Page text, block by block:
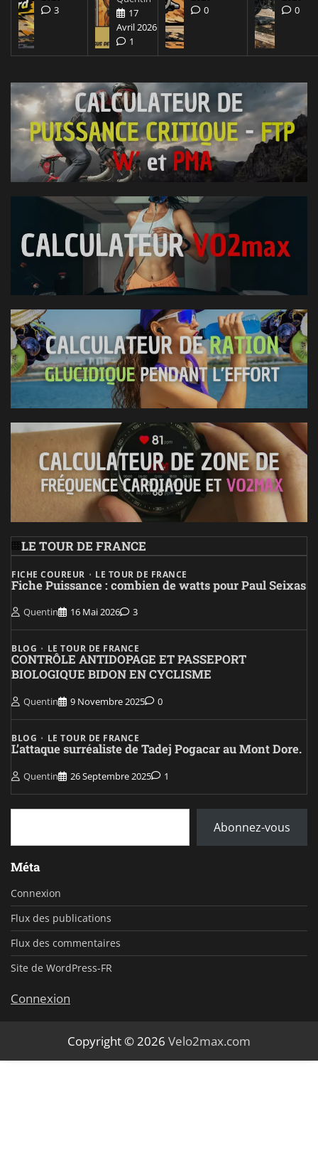
3
17
Avril 2026
1
0
0
LE TOUR DE FRANCE
FICHE COUREUR LE TOUR DE FRANCE
Fiche Puissance : combien de watts pour Paul Seixas
Quentin 16 Mai 2026 3
BLOG LE TOUR DE FRANCE
CONTRÔLE ANTIDOPAGE ET PASSEPORT
BIOLOGIQUE BIDON EN CYCLISME
Quentin 9 Novembre 2025 0
BLOG LE TOUR DE FRANCE
L’attaque surréaliste de Tadej Pogacar au Mont Dore.
Quentin 26 Septembre 2025 1
Saisissez votre adresse e-mail…
Abonnez-vous
Méta
Connexion
Flux des publications
Flux des commentaires
Site de WordPress-FR
Connexion
Copyright © 2026 Velo2max.com